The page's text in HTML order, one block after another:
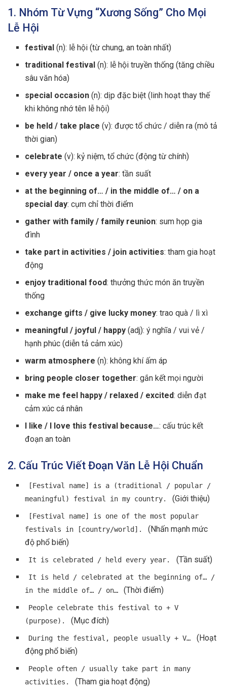
1. Nhóm Từ Vựng “Xương Sống” Cho Mọi
Lễ Hội
festival (n): lễ hội (từ chung, an toàn nhất)
traditional festival (n): lễ hội truyền thống (tăng chiều
sâu văn hóa)
special occasion (n): dịp đặc biệt (linh hoạt thay thế
khi không nhớ tên lễ hội)
be held / take place (v): được tổ chức / diễn ra (mô tả
thời gian)
celebrate (v): kỷ niệm, tổ chức (động từ chính)
every year / once a year: tần suất
at the beginning of… / in the middle of… / on a
special day: cụm chỉ thời điểm
gather with family / family reunion: sum họp gia
đình
take part in activities / join activities: tham gia hoạt
động
enjoy traditional food: thưởng thức món ăn truyền
thống
exchange gifts / give lucky money: trao quà / lì xì
meaningful / joyful / happy (adj): ý nghĩa / vui vẻ /
hạnh phúc (diễn tả cảm xúc)
warm atmosphere (n): không khí ấm áp
bring people closer together: gắn kết mọi người
make me feel happy / relaxed / excited: diễn đạt
cảm xúc cá nhân
I like / I love this festival because…: cấu trúc kết
đoạn an toàn
2. Cấu Trúc Viết Đoạn Văn Lễ Hội Chuẩn
[Festival name] is a (traditional / popular /
meaningful) festival in my country.
(Giới thiệu)
[Festival name] is one of the most popular
festivals in [country/world].
(Nhấn mạnh mức
độ phổ biến)
It is celebrated / held every year. (Tần suất)
It is held / celebrated at the beginning of… /
in the middle of… / on…
(Thời điểm)
People celebrate this festival to + V
(purpose).
(Mục đích)
During the festival, people usually + V…
(Hoạt
động phổ biến)
People often / usually take part in many
activities.
(Tham gia hoạt động)